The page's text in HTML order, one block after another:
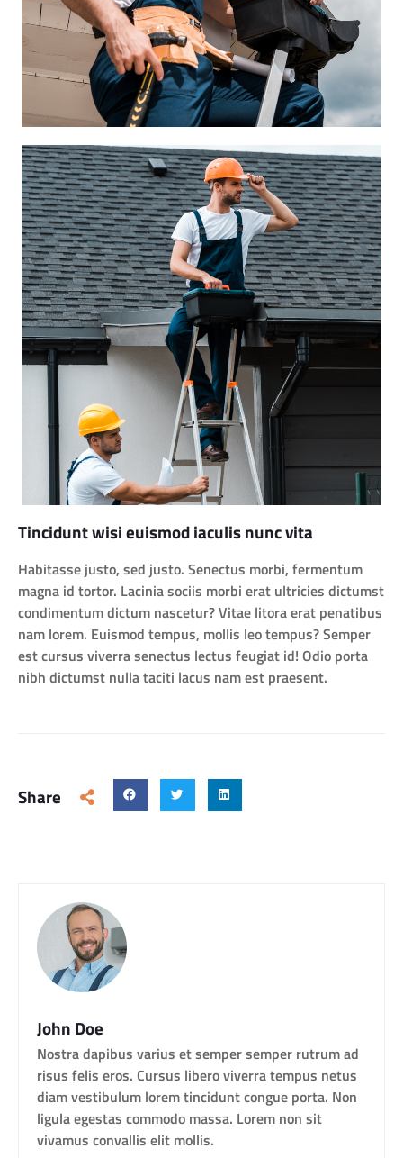
Tincidunt wisi euismod iaculis nunc vita
Habitasse justo, sed justo. Senectus morbi, fermentum
magna id tortor. Lacinia sociis morbi erat ultricies dictumst
condimentum dictum nascetur? Vitae litora erat penatibus
nam lorem. Euismod tempus, mollis leo tempus? Semper
est cursus viverra senectus lectus feugiat id! Odio porta
nibh dictumst nulla taciti lacus nam est praesent.
Share
John Doe
Nostra dapibus varius et semper semper rutrum ad
risus felis eros. Cursus libero viverra tempus netus
diam vestibulum lorem tincidunt congue porta. Non
ligula egestas commodo massa. Lorem non sit
vivamus convallis elit mollis.